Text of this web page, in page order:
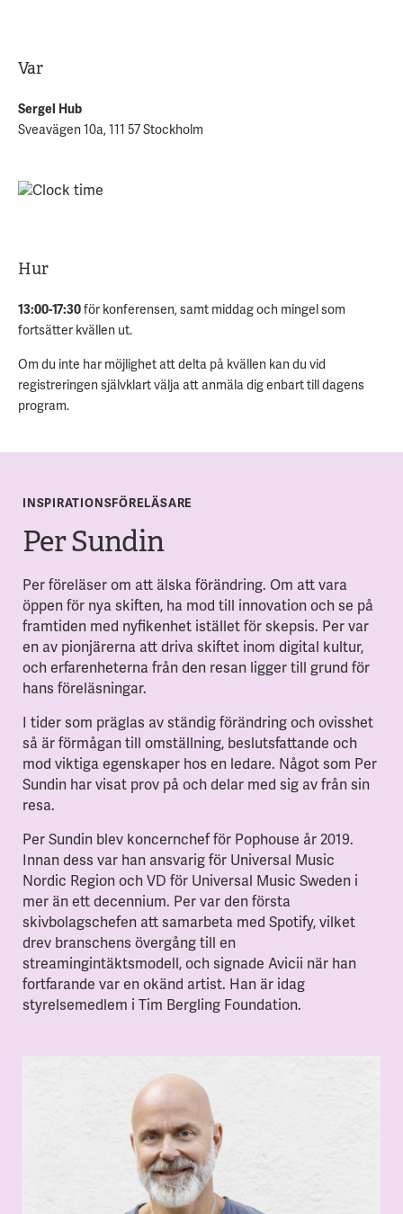
Var
Sergel Hub
Sveavägen 10a, 111 57 Stockholm
Hur
13:00-17:30för konferensen, samt middag och mingel som
fortsätter kvällen ut.
Om du inte har möjlighet att delta på kvällen kan du vid
registreringen självklart välja att anmäla dig enbart till dagens
program.
INSPIRATIONSFÖRELÄSARE
Per Sundin
Per föreläser om att älska förändring. Om att vara
öppen för nya skiften, ha mod till innovation och se på
framtiden med nyfikenhet istället för skepsis. Per var
en av pionjärerna att driva skiftet inom digital kultur,
och erfarenheterna från den resan ligger till grund för
hans föreläsningar.
I tider som präglas av ständig förändring och ovisshet
så är förmågan till omställning, beslutsfattande och
mod viktiga egenskaper hos en ledare. Något som Per
Sundin har visat prov på och delar med sig av från sin
resa.
Per Sundin blev koncernchef för Pophouse år 2019.
Innan dess var han ansvarig för Universal Music
Nordic Region och VD för Universal Music Sweden i
mer än ett decennium. Per var den första
skivbolagschefen att samarbeta med Spotify, vilket
drev branschens övergång till en
streamingintäktsmodell, och signade Avicii när han
fortfarande var en okänd artist. Han är idag
styrelsemedlem i Tim Bergling Foundation.